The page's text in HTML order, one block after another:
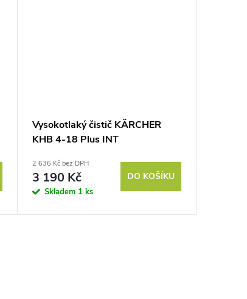
Vysokotlaký čistič KÄRCHER
KHB 4-18 Plus INT
2 636 Kč bez DPH
3 190 Kč
Skladem 1 ks
DO KOŠÍKU